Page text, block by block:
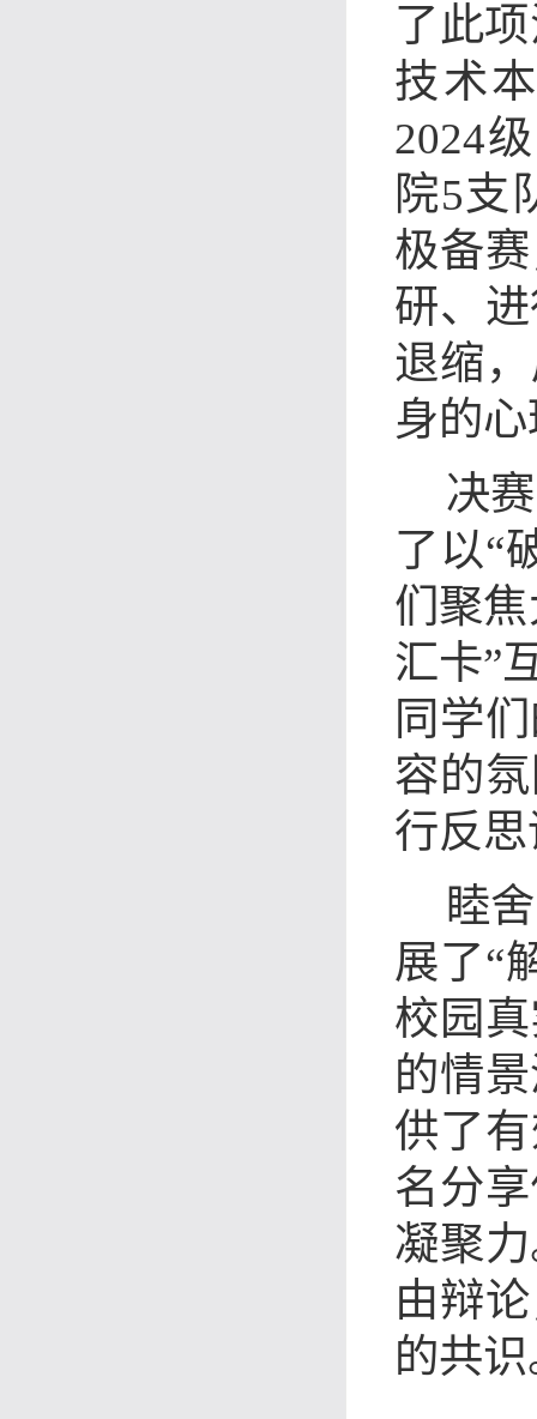
了此
技术
2024
院5支
极备赛
研、
退缩
身的
决
了以“
们聚
汇卡”
同学
容的
行反
睦
展了“
校园
的情
供了
名分
凝聚力
由辩
的共